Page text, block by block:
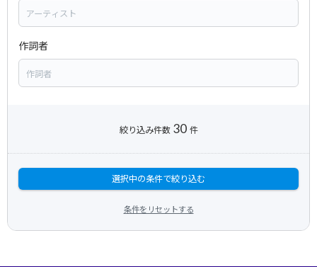
作詞者
絞り込み件数 30 件
選択中の条件で絞り込む
条件をリセットする